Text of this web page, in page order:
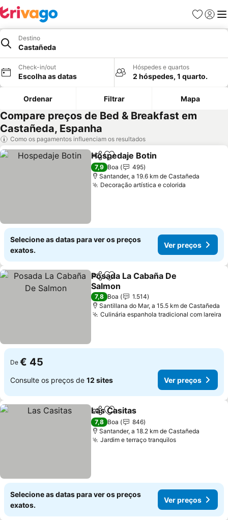
Favoritos
Iniciar
Destino
Castañeda
Check-in/out
Escolha as datas
Hóspedes e quartos
2 hóspedes, 1 quarto.
Ordenar Filtrar Mapa
Compare preços de Bed & Breakfast em
Castañeda, Espanha
Como os pagamentos influenciam os resultados
PartilharAdicionar aos favoritos
Hospedaje Botin
7,9 Boa
495
Santander, a 19.6 km de Castañeda
Decoração artística e colorida
Selecione as datas para ver os preços
exatos.
Ver preços
PartilharAdicionar aos favoritos
Posada La Cabaña De
Salmon
Ver preços
7,8 Boa
1.514
Santillana do Mar, a 15.5 km de Castañeda
Culinária espanhola tradicional com lareira
De € 45
Consulte os preços de 12 sites Ver preços
PartilharAdicionar aos favoritos
Las Casitas
7,8 Boa
846
Santander, a 18.2 km de Castañeda
Jardim e terraço tranquilosVer preços
Selecione as datas para ver os preços
exatos.
Ver preços